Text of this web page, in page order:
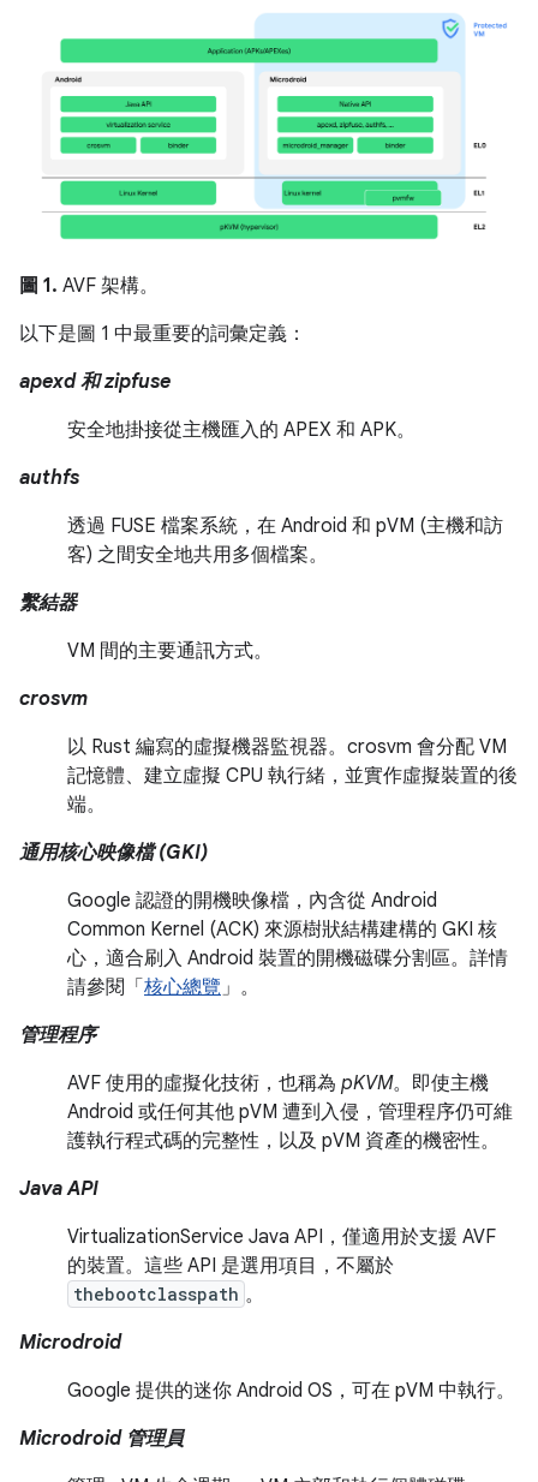
圖 1. AVF 架構。
以下是圖 1 中最重要的詞彙定義：
apexd 和 zipfuse
安全地掛接從主機匯入的 APEX 和 APK。
authfs
透過 FUSE 檔案系統，在 Android 和 pVM (主機和訪
客) 之間安全地共用多個檔案。
繫結器
VM 間的主要通訊方式。
crosvm
以 Rust 編寫的虛擬機器監視器。crosvm 會分配 VM
記憶體、建立虛擬 CPU 執行緒，並實作虛擬裝置的後
端。
通用核心映像檔 (GKI)
Google 認證的開機映像檔，內含從 Android
Common Kernel (ACK) 來源樹狀結構建構的 GKI 核
心，適合刷入 Android 裝置的開機磁碟分割區。詳情
請參閱「 核心總覽」。
管理程序
AVF 使用的虛擬化技術，也稱為 pKVM。即使主機
Android 或任何其他 pVM 遭到入侵，管理程序仍可維
護執行程式碼的完整性，以及 pVM 資產的機密性。
Java API
VirtualizationService Java API，僅適用於支援 AVF
的裝置。這些 API 是選用項目，不屬於
thebootclasspath 。
Microdroid
Google 提供的迷你 Android OS，可在 pVM 中執行。
Microdroid 管理員